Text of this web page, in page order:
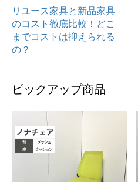
リユース家具と新品家具
のコスト徹底比較！どこ
までコストは抑えられる
の？
ピックアップ商品